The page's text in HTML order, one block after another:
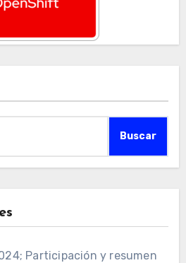
Buscar
Participación y resumen